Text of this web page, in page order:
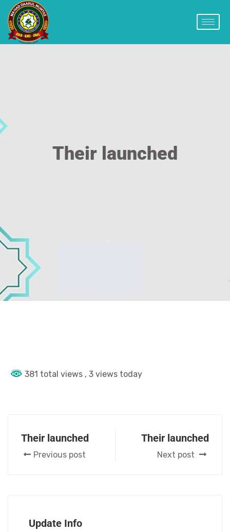
Their launched
381 total views , 3 views today
Their launched
Previous post
Their launched
Next post
Update Info